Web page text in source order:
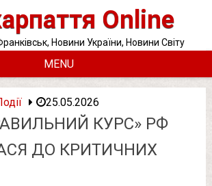
Online
Новини України, Новини Світу
MENU
25.05.2026
КУРС» РФ
ДО КРИТИЧНИХ